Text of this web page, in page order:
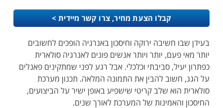
קבלו הצעת מחיר, צרו קשר מיידית >
בעידן שבו חשיבה ירוקה וחיסכון באנרגיה הופכים לחשובים
יותר מאי פעם, יותר ויותר אנשים פונים לאנרגיה סולארית
כפתרון יעיל, סביבתי וכלכלי. אבל רגע לפני שמתקינים פאנלים
על הגג, חשוב להבין את התמונה המלאה. תכנון מערכת
סולארית הוא שלב קריטי שישפיע באופן ישיר על הביצועים,
החיסכון והאמינות של המערכת לאורך שנים.